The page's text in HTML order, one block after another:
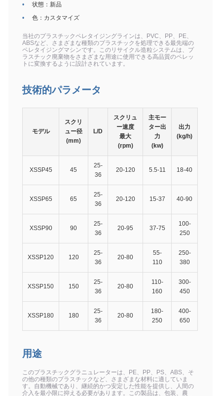
状態：新品
色：カスタマイズ
当社のプラスチックペレタイジングラインは、PVC、PP、PE、
ABSなど、さまざまな種類のプラスチックを処理できる最先端の
ペレタイジングマシンです。このリサイクル造粒システムは、プ
ラスチック廃棄物をさまざまな用途に使用できる高品質のペレッ
トに変換するように設計されています。
技術的パラメータ
モデル
スクリ
ュー径
(mm)
L/D
スクリュ
ー速度
最大
(rpm)
主モー
ター出
力
(kw)
出力
(kg/h)
XSSP45 45
25-
36
20-120 5.5-11 18-40
XSSP65 65
25-
36
20-120 15-37 40-90
XSSP90 90
25-
36
20-95 37-75
100-
250
XSSP120 120
25-
36
20-80
55-
110
250-
380
XSSP150 150
25-
36
20-80
110-
160
300-
450
XSSP180 180
25-
36
20-80
180-
250
400-
650
用途
このプラスチックグラニュレーターは、PE、PP、PS、ABS、そ
の他の種類のプラスチックなど、さまざまな材料に適していま
す。自動機械であり、継続的かつ安定した性能を提供し、人間の
介入を最小限に抑える必要があります。この製品は、包装、農